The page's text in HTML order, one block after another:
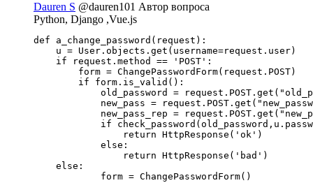
Dauren S @dauren101 Автор вопроса
Python, Django ,Vue.js
def a_change_password(request):
    u = User.objects.get(username=request.user)
    if request.method == 'POST':
        form = ChangePasswordForm(request.POST)
        if form.is_valid():
old_password =
new_pass =
new_pass_rep =
if
                return HttpResponse('ok')
            else:
                return HttpResponse('bad')
    else:
            form = ChangePasswordForm()